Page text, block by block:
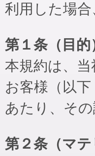
利用した場
第１条（目的
本規約は、
お客様（以
あたり、そ
第２条（マ